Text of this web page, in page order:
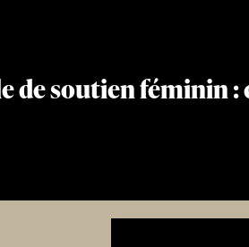
de soutien féminin :